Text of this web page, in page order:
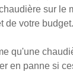
sur le
de votre budget.
qu'une
en panne si